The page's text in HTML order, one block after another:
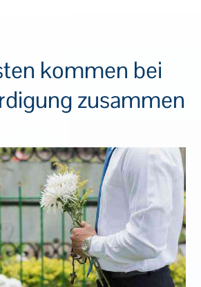
kommen bei
zusammen